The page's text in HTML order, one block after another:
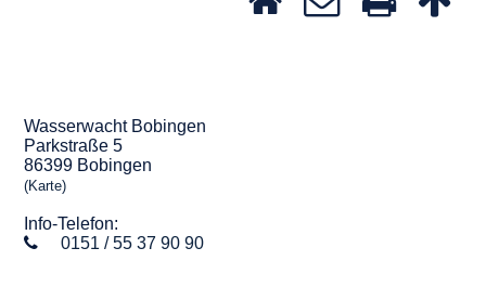
Wasserwacht Bobingen
Parkstraße 5
86399 Bobingen
(Karte)
Info-Telefon:
0151 / 55 37 90 90